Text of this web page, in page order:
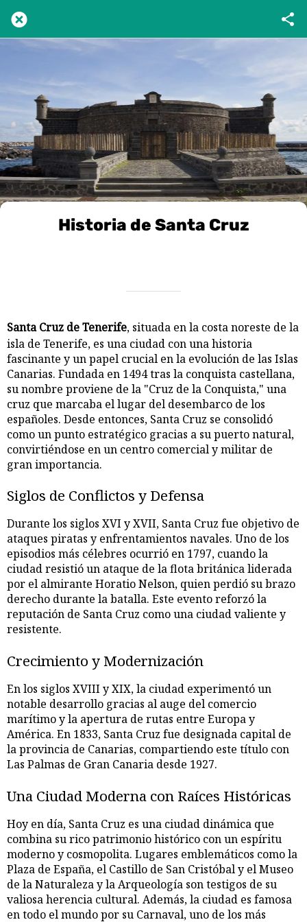
Historia de Santa Cruz
Santa Cruz de Tenerife, situada en la costa noreste de la
isla de Tenerife, es una ciudad con una historia
fascinante y un papel crucial en la evolución de las Islas
Canarias. Fundada en 1494 tras la conquista castellana,
su nombre proviene de la "Cruz de la Conquista," una
cruz que marcaba el lugar del desembarco de los
españoles. Desde entonces, Santa Cruz se consolidó
como un punto estratégico gracias a su puerto natural,
convirtiéndose en un centro comercial y militar de
gran importancia.
Siglos de Conflictos y Defensa
Durante los siglos XVI y XVII, Santa Cruz fue objetivo de
ataques piratas y enfrentamientos navales. Uno de los
episodios más célebres ocurrió en 1797, cuando la
ciudad resistió un ataque de la flota británica liderada
por el almirante Horatio Nelson, quien perdió su brazo
derecho durante la batalla. Este evento reforzó la
reputación de Santa Cruz como una ciudad valiente y
resistente.
Crecimiento y Modernización
En los siglos XVIII y XIX, la ciudad experimentó un
notable desarrollo gracias al auge del comercio
marítimo y la apertura de rutas entre Europa y
América. En 1833, Santa Cruz fue designada capital de
la provincia de Canarias, compartiendo este título con
Las Palmas de Gran Canaria desde 1927.
Una Ciudad Moderna con Raíces Históricas
Hoy en día, Santa Cruz es una ciudad dinámica que
combina su rico patrimonio histórico con un espíritu
moderno y cosmopolita. Lugares emblemáticos como la
Plaza de España, el Castillo de San Cristóbal y el Museo
de la Naturaleza y la Arqueología son testigos de su
valiosa herencia cultural. Además, la ciudad es famosa
en todo el mundo por su Carnaval, uno de los más